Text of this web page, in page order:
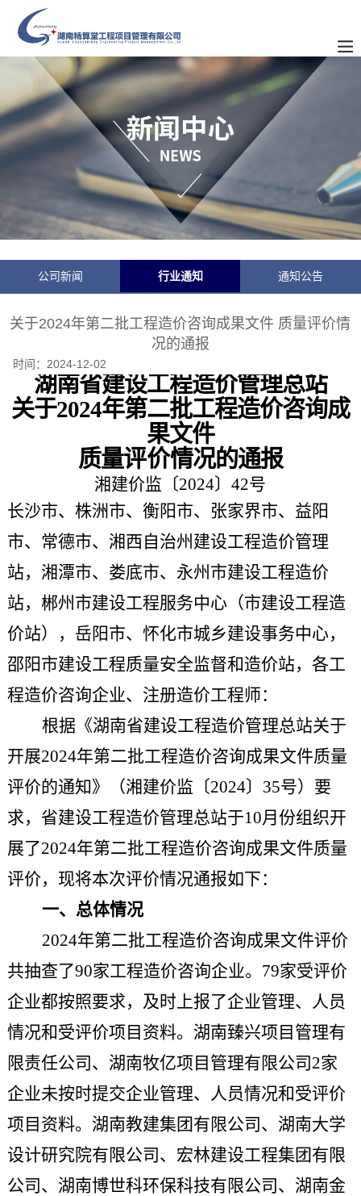
公司新闻 行业通知 通知公告
关于2024年第二批工程造价咨询成果文件 质量评价情
况的通报
时间： 2024-12-02
湖南省建设工程造价管理总站
关于2024年第二批工程造价咨询成
果文件
质量评价情况的通报
湘建价监〔2024〕42号
长沙市、株洲市、衡阳市、张家界市、益阳
市、常德市、湘西自治州建设工程造价管理
站，湘潭市、娄底市、永州市建设工程造价
站，郴州市建设工程服务中心（市建设工程造
价站），岳阳市、怀化市城乡建设事务中心，
邵阳市建设工程质量安全监督和造价站，各工
程造价咨询企业、注册造价工程师：
根据《湖南省建设工程造价管理总站关于
开展2024年第二批工程造价咨询成果文件质量
评价的通知》（湘建价监〔2024〕 35号）要
求，省建设工程造价管理总站于10月份组织开
展了2024年第二批工程造价咨询成果文件质量
评价，现将本次评价情况通报如下：
一、总体情况
2024年第二批工程造价咨询成果文件评价
共抽查了90家工程造价咨询企业。 79家受评价
企业都按照要求，及时上报了企业管理、人员
情况和受评价项目资料。湖南臻兴项目管理有
限责任公司 、湖南牧亿项目管理有限公司 2家
企业未按时提交企业管理、人员情况和受评价
项目资料。湖南教建集团有限公司、湖南大学
设计研究院有限公司、宏林建设工程集团有限
公司、湖南博世科环保科技有限公司、湖南金